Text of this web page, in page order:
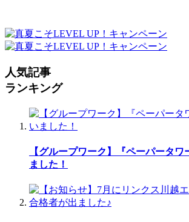
人気記事
ランキング
【グループワーク】『ペーパータ
ました！